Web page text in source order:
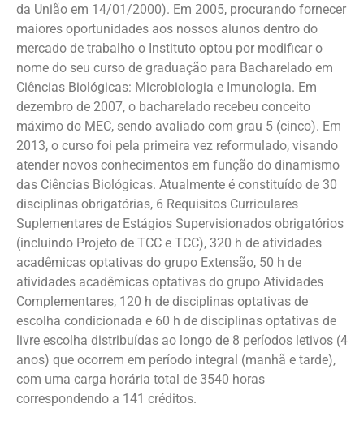
da União em 14/01/2000). Em 2005, procurando fornecer
maiores oportunidades aos nossos alunos dentro do
mercado de trabalho o Instituto optou por modificar o
nome do seu curso de graduação para Bacharelado em
Ciências Biológicas: Microbiologia e Imunologia. Em
dezembro de 2007, o bacharelado recebeu conceito
máximo do MEC, sendo avaliado com grau 5 (cinco). Em
2013, o curso foi pela primeira vez reformulado, visando
atender novos conhecimentos em função do dinamismo
das Ciências Biológicas. Atualmente é constituído de 30
disciplinas obrigatórias, 6 Requisitos Curriculares
Suplementares de Estágios Supervisionados obrigatórios
(incluindo Projeto de TCC e TCC), 320 h de atividades
acadêmicas optativas do grupo Extensão, 50 h de
atividades acadêmicas optativas do grupo Atividades
Complementares, 120 h de disciplinas optativas de
escolha condicionada e 60 h de disciplinas optativas de
livre escolha distribuídas ao longo de 8 períodos letivos (4
anos) que ocorrem em período integral (manhã e tarde),
com uma carga horária total de 3540 horas
correspondendo a 141 créditos.